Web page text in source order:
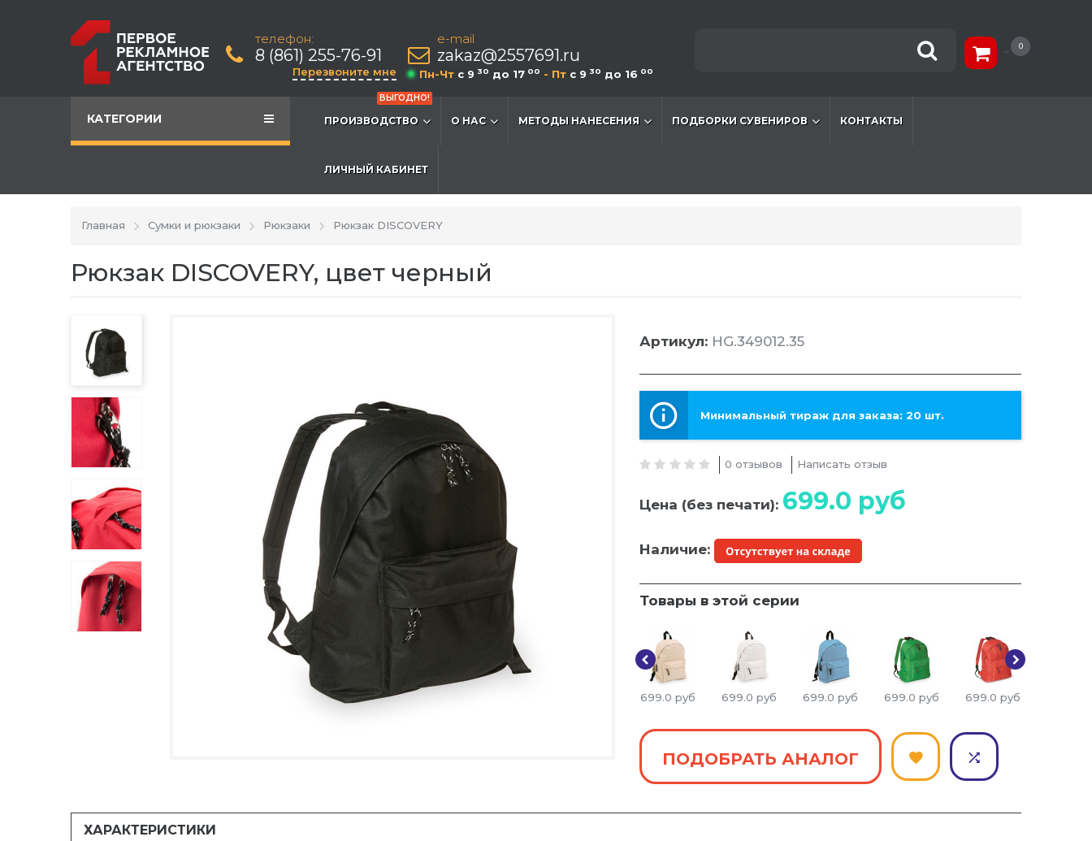
телефон:
8 (861) 255-76-91
Перезвоните мне
e-mail
zakaz@2557691.ru
Пн-Чт c 9 30 до 17 00 - Пт c 9 30 до 16 00
0
КАТЕГОРИИ
ВЫГОДНО!
ПРОИЗВОДСТВО О НАС МЕТОДЫ НАНЕСЕНИЯ ПОДБОРКИ СУВЕНИРОВ КОНТАКТЫ
ЛИЧНЫЙ КАБИНЕТ
Главная Сумки и рюкзаки Рюкзаки Рюкзак DISCOVERY
Рюкзак DISCOVERY, цвет черный
Артикул: HG.349012.35
Минимальный тираж для заказа: 20 шт.
0 отзывов Написать отзыв
Цена (без печати): 699.0 руб
Наличие:
Товары в этой серии
699.0 руб 699.0 руб 699.0 руб 699.0 руб 699.0 руб
ПОДОБРАТЬ АНАЛОГ
ХАРАКТЕРИСТИКИ